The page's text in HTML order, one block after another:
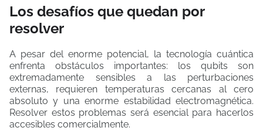
Los desafíos que quedan por
resolver
A pesar del enorme potencial, la tecnología cuántica
enfrenta obstáculos importantes: los qubits son
extremadamente sensibles a las perturbaciones
externas, requieren temperaturas cercanas al cero
absoluto y una enorme estabilidad electromagnética.
Resolver estos problemas será esencial para hacerlos
accesibles comercialmente.